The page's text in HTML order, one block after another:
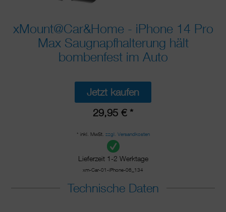
xMount@Car&Home - iPhone 14 Pro
Max Saugnapfhalterung hält
bombenfest im Auto
Jetzt kaufen
29,95 € *
* inkl. MwSt. zzgl. Versandkosten
Lieferzeit 1-2 Werktage
xm-Car-01-iPhone-06_134
Technische Daten